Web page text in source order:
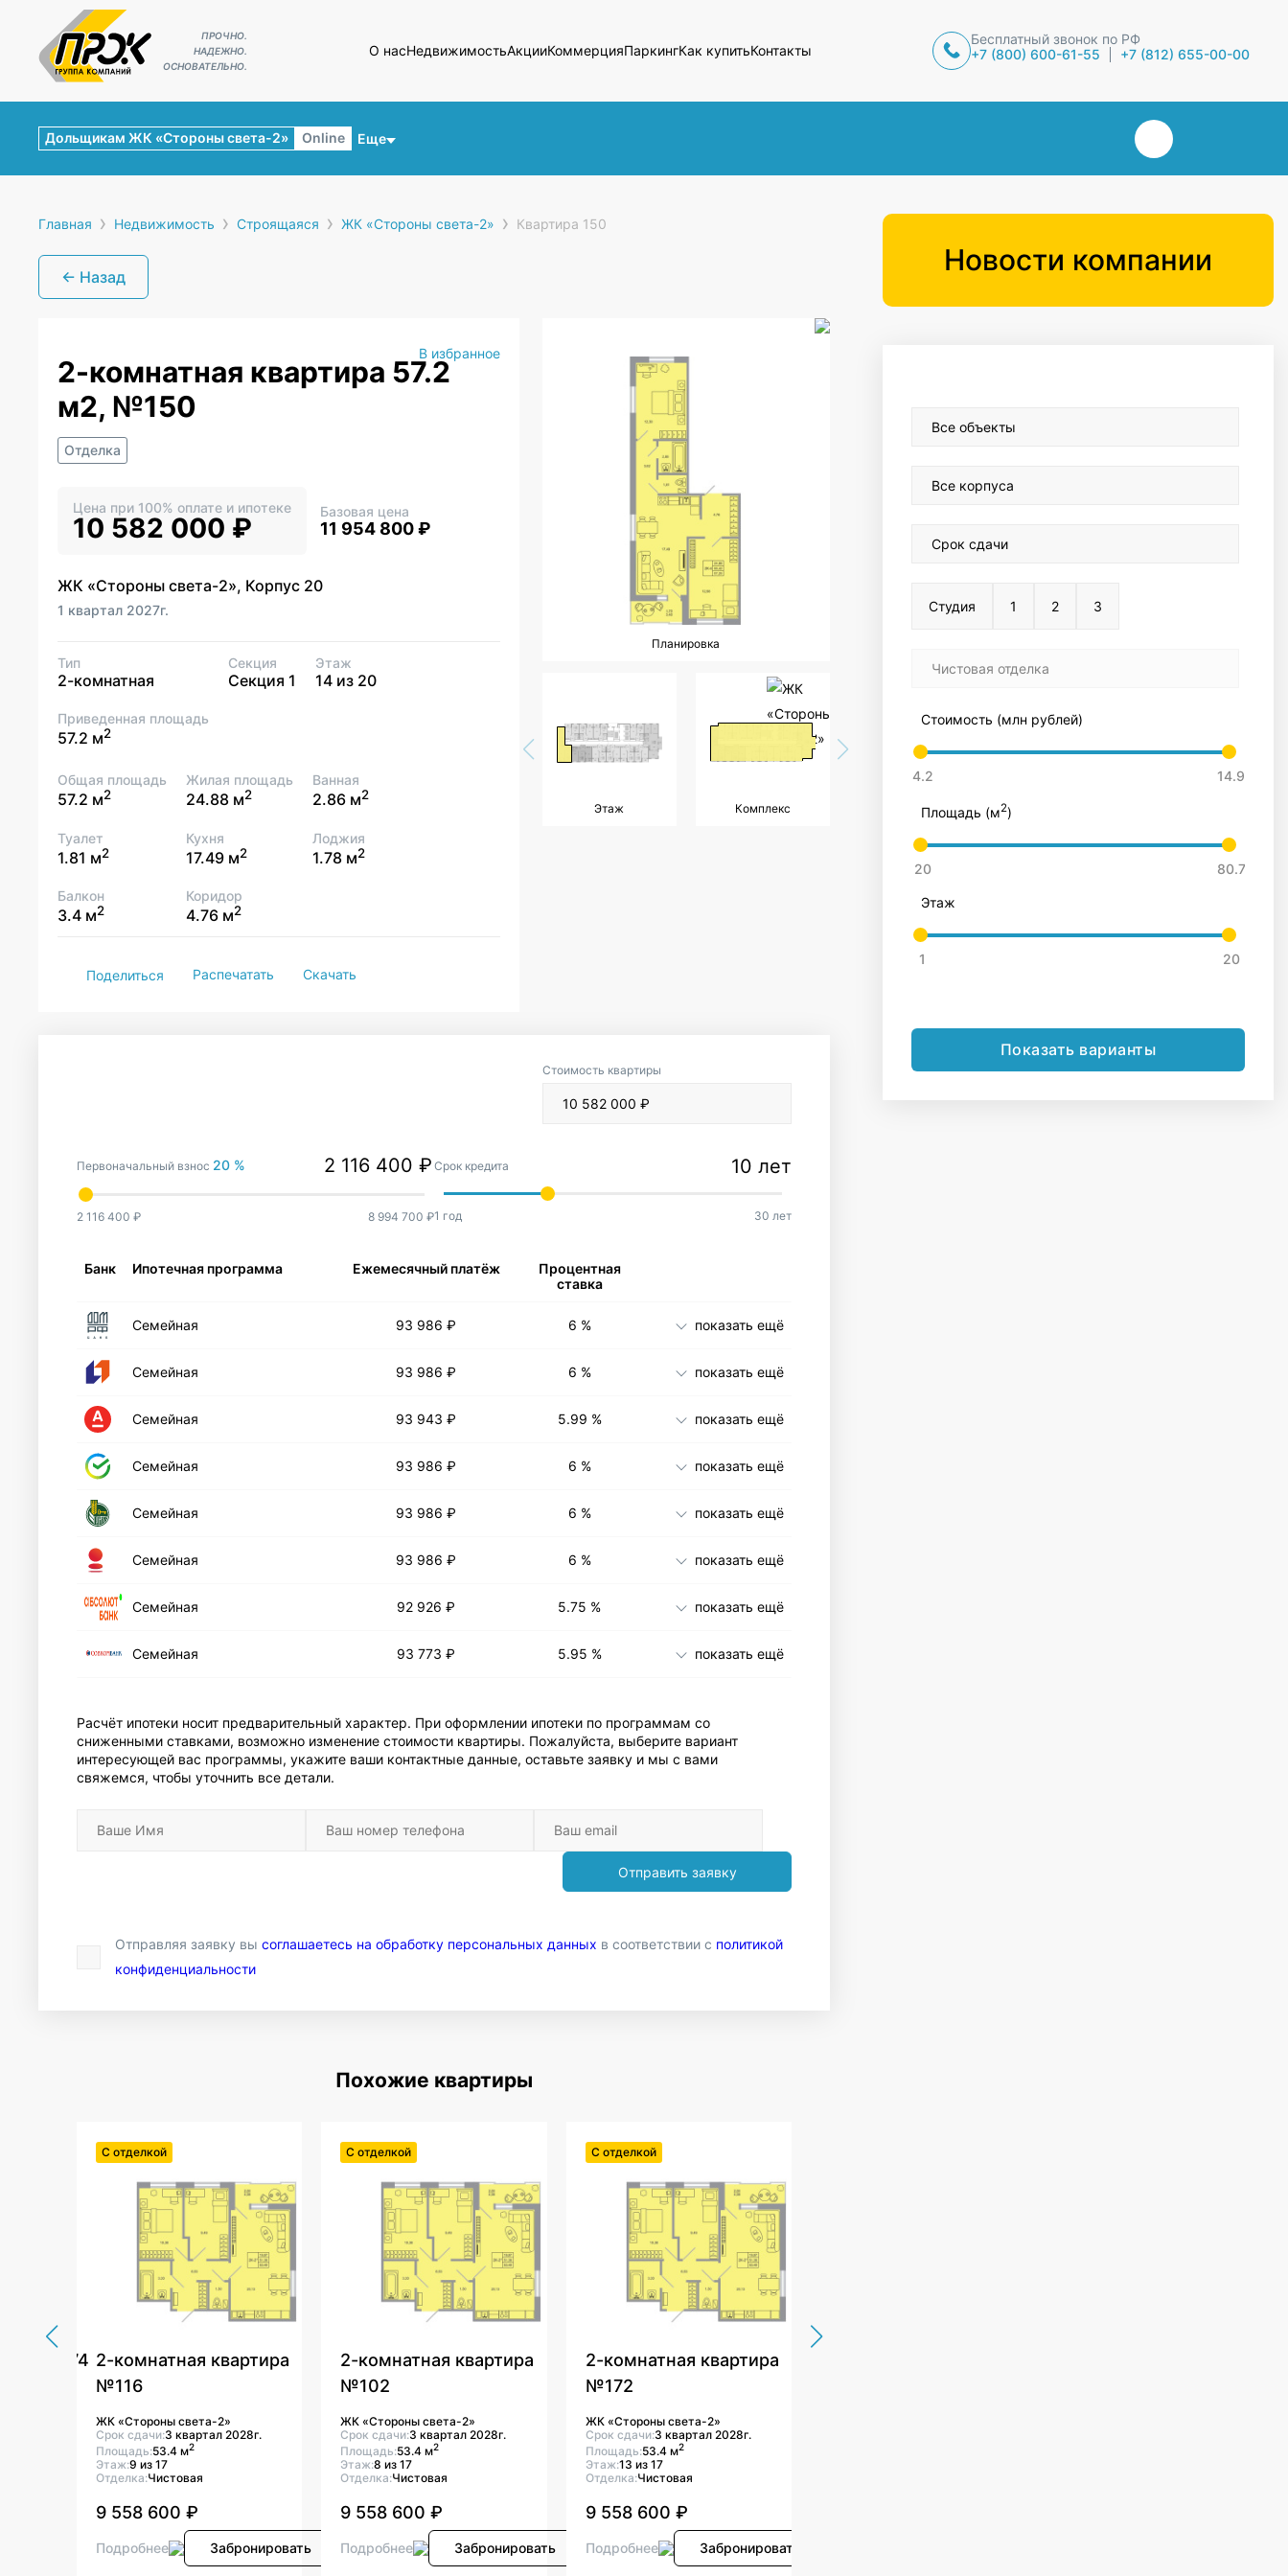
ПРОЧНО.
НАДЕЖНО.
ОСНОВАТЕЛЬНО.
О насНедвижимостьАкцииКоммерцияПаркингКак купитьКонтакты
Бесплатный звонок по РФ
+7 (800) 600-61-55
+7 (812) 655-00-00
Еще
Дольщикам ЖК «Стороны света-2» Online
Главная › Недвижимость › Строящаяся › ЖК «Стороны света-2» › Квартира 150
← Назад
Планировка
Этаж Комплекс
2-комнатная квартира 57.2
м2, №150
Отделка
В избранное
Цена при 100% оплате и ипотеке
10 582 000 ₽
Базовая цена
11 954 800 ₽
ЖК «Стороны света-2», Корпус 20
1 квартал 2027г.
Тип
2-комнатная
Секция
Секция 1
Этаж
14 из 20
Приведенная площадь
57.2 м2
Общая площадь
57.2 м2
Жилая площадь
24.88 м2
Ванная
2.86 м2
Туалет
1.81 м2
Кухня
17.49 м2
Лоджия
1.78 м2
Балкон
3.4 м2
Коридор
4.76 м2
Поделиться Распечатать Скачать
Стоимость квартиры
Первоначальный взнос 20 %
2 116 400 ₽ 8 994 700 ₽
Срок кредита 10 лет
1 год 30 лет
Банк Ипотечная программа Ежемесячный платёж
Процентная
ставка
Семейная 93 986 ₽ 6 % показать ещё
Семейная 93 986 ₽ 6 % показать ещё
Семейная 93 943 ₽ 5.99 % показать ещё
Семейная 93 986 ₽ 6 % показать ещё
Семейная 93 986 ₽ 6 % показать ещё
Семейная 93 986 ₽ 6 % показать ещё
Cемейная 92 926 ₽ 5.75 % показать ещё
Семейная 93 773 ₽ 5.95 % показать ещё
Расчёт ипотеки носит предварительный характер. При оформлении ипотеки по программам со
сниженными ставками, возможно изменение стоимости квартиры. Пожалуйста, выберите вариант
интересующей вас программы, укажите ваши контактные данные, оставьте заявку и мы с вами
свяжемся, чтобы уточнить все детали.
Отправить заявку
Отправляя заявку вы соглашаетесь на обработку персональных данных в соответствии с политикой
конфиденциальности
Похожие квартиры
№74
С отделкой
2-комнатная квартира
№116
ЖК «Стороны света-2»
Срок сдачи:3 квартал 2028г.
Площадь:53.4 м2
Этаж:9 из 17
Отделка:Чистовая
9 558 600 ₽
Подробнее Забронировать
С отделкой
2-комнатная квартира
№102
ЖК «Стороны света-2»
Срок сдачи:3 квартал 2028г.
Площадь:53.4 м2
Этаж:8 из 17
Отделка:Чистовая
9 558 600 ₽
Подробнее Забронировать
С отделкой
2-комнатная квартира
№172
ЖК «Стороны света-2»
Срок сдачи:3 квартал 2028г.
Площадь:53.4 м2
Этаж:13 из 17
Отделка:Чистовая
9 558 600 ₽
Подробнее Забронировать
Новости компании
Все объекты
Все корпуса
Срок сдачи
Студия 1 2 3
Чистовая отделка
Стоимость (млн рублей)
Площадь (м2)
Этаж
Показать варианты